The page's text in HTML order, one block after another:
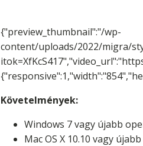
{"preview_thumbnail":"/wp-
content/uploads/2022/migra/
Követelmények:
Windows 7 vagy újabb
Mac OS X 10.10 vagy